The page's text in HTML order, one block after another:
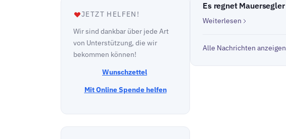
JETZT HELFEN!
Wir sind dankbar über jede Art
von Unterstützung, die wir
bekommen können!
Wunschzettel
Mit Online Spende helfen
Es regnet Mauersegler
Weiterlesen
Alle Nachrichten anzeigen